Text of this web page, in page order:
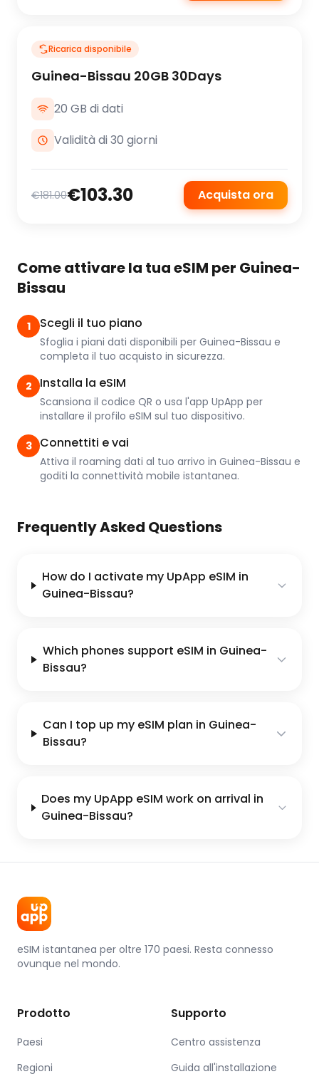
Ricarica disponibile
Guinea-Bissau 20GB 30Days
20 GB di dati
Validità di 30 giorni
€181.00€103.30 Acquista ora
Come attivare la tua eSIM per Guinea-
Bissau
1 Scegli il tuo piano
Sfoglia i piani dati disponibili per Guinea-Bissau e
completa il tuo acquisto in sicurezza.
2 Installa la eSIM
Scansiona il codice QR o usa l'app UpApp per
installare il profilo eSIM sul tuo dispositivo.
3 Connettiti e vai
Attiva il roaming dati al tuo arrivo in Guinea-Bissau e
goditi la connettività mobile istantanea.
Frequently Asked Questions
How do I activate my UpApp eSIM in
Guinea-Bissau?
Which phones support eSIM in Guinea-
Bissau?
Can I top up my eSIM plan in Guinea-
Bissau?
Does my UpApp eSIM work on arrival in
Guinea-Bissau?
eSIM istantanea per oltre 170 paesi. Resta connesso
ovunque nel mondo.
Prodotto
Paesi
Regioni
Supporto
Centro assistenza
Guida all'installazione